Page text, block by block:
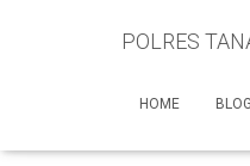
POLRES
HOME BLOG